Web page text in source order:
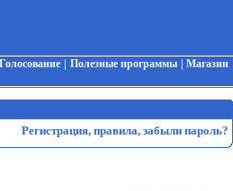
Голосование Полезные программы |Магазин
Регистрация, правила, забыли пароль?